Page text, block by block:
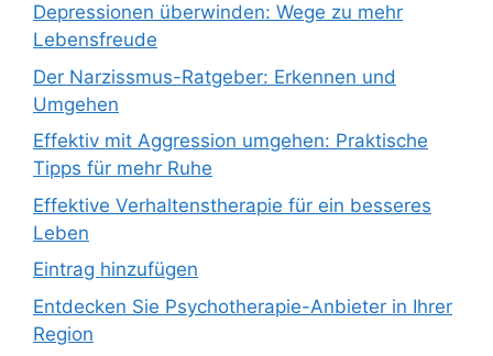
Depressionen überwinden: Wege zu mehr
Lebensfreude
Der Narzissmus-Ratgeber: Erkennen und
Umgehen
Effektiv mit Aggression umgehen: Praktische
Tipps für mehr Ruhe
Effektive Verhaltenstherapie für ein besseres
Leben
Eintrag hinzufügen
Entdecken Sie Psychotherapie-Anbieter in Ihrer
Region